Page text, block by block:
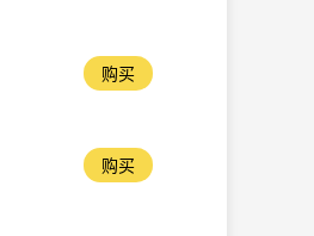
购买
购买